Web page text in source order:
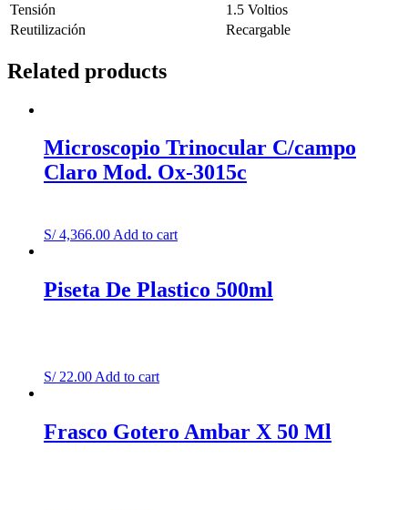
Tensión
1.5 Voltios
Reutilización
Recargable
Related products
Microscopio Trinocular C/campo
Claro Mod. Ox-3015c
S/4,366.00 Add to cart
Piseta De Plastico 500ml
S/22.00 Add to cart
Frasco Gotero Ambar X 50 Ml